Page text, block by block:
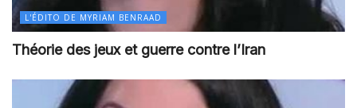
L'ÉDITO DE MYRIAM BENRAAD
Théorie des jeux et guerre contre l’Iran